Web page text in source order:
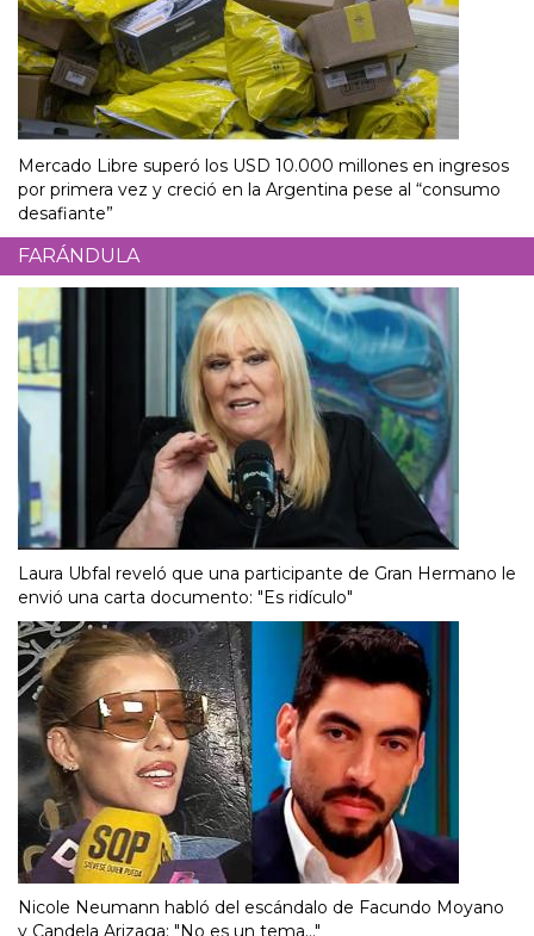
Mercado Libre superó los USD 10.000 millones en ingresos
por primera vez y creció en la Argentina pese al “consumo
desafiante”
FARÁNDULA
Laura Ubfal reveló que una participante de Gran Hermano le
envió una carta documento: "Es ridículo"
Nicole Neumann habló del escándalo de Facundo Moyano
y Candela Arizaga: "No es un tema..."